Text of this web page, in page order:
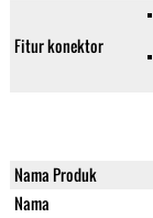
Fitur konektor
Nama Produk
Nama